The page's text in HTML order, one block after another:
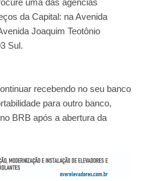
uma das agências
da Capital: na Avenida
Joaquim Teotônio
Sul.
recebendo no seu banco
para outro banco,
BRB após a abertura da